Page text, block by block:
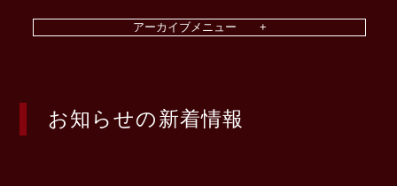
お知らせの新着情報